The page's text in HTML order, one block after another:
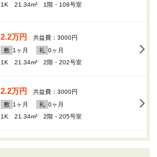
1K 21.34m²
1階・108号室
2.2万円
共益費：3000円
敷 1 ヶ月 礼 0ヶ月
1K 21.34m²
2階・202号室
2.2万円
共益費：3000円
敷 1 ヶ月 礼 0ヶ月
1K 21.34m²
2階・205号室